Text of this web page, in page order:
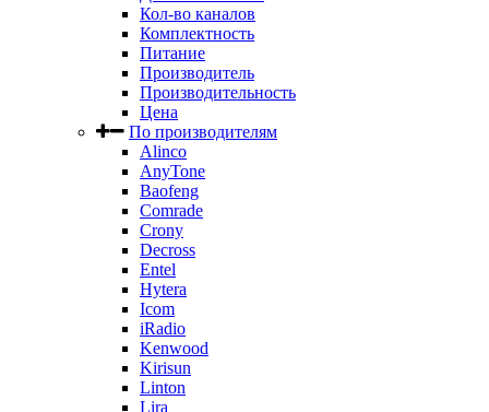
Кол-во каналов
Комплектность
Питание
Производитель
Производительность
Цена
По производителям
Alinco
AnyTone
Baofeng
Comrade
Crony
Decross
Entel
Hytera
Icom
iRadio
Kenwood
Kirisun
Linton
Lira